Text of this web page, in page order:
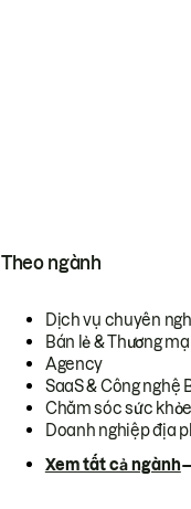
Theo ngành
Dịch vụ chuyên
Bán lẻ & Thương
Agency
SaaS & Công nghệ
Chăm sóc sức khỏe
Doanh nghiệp địa
Xem tất cả ngành